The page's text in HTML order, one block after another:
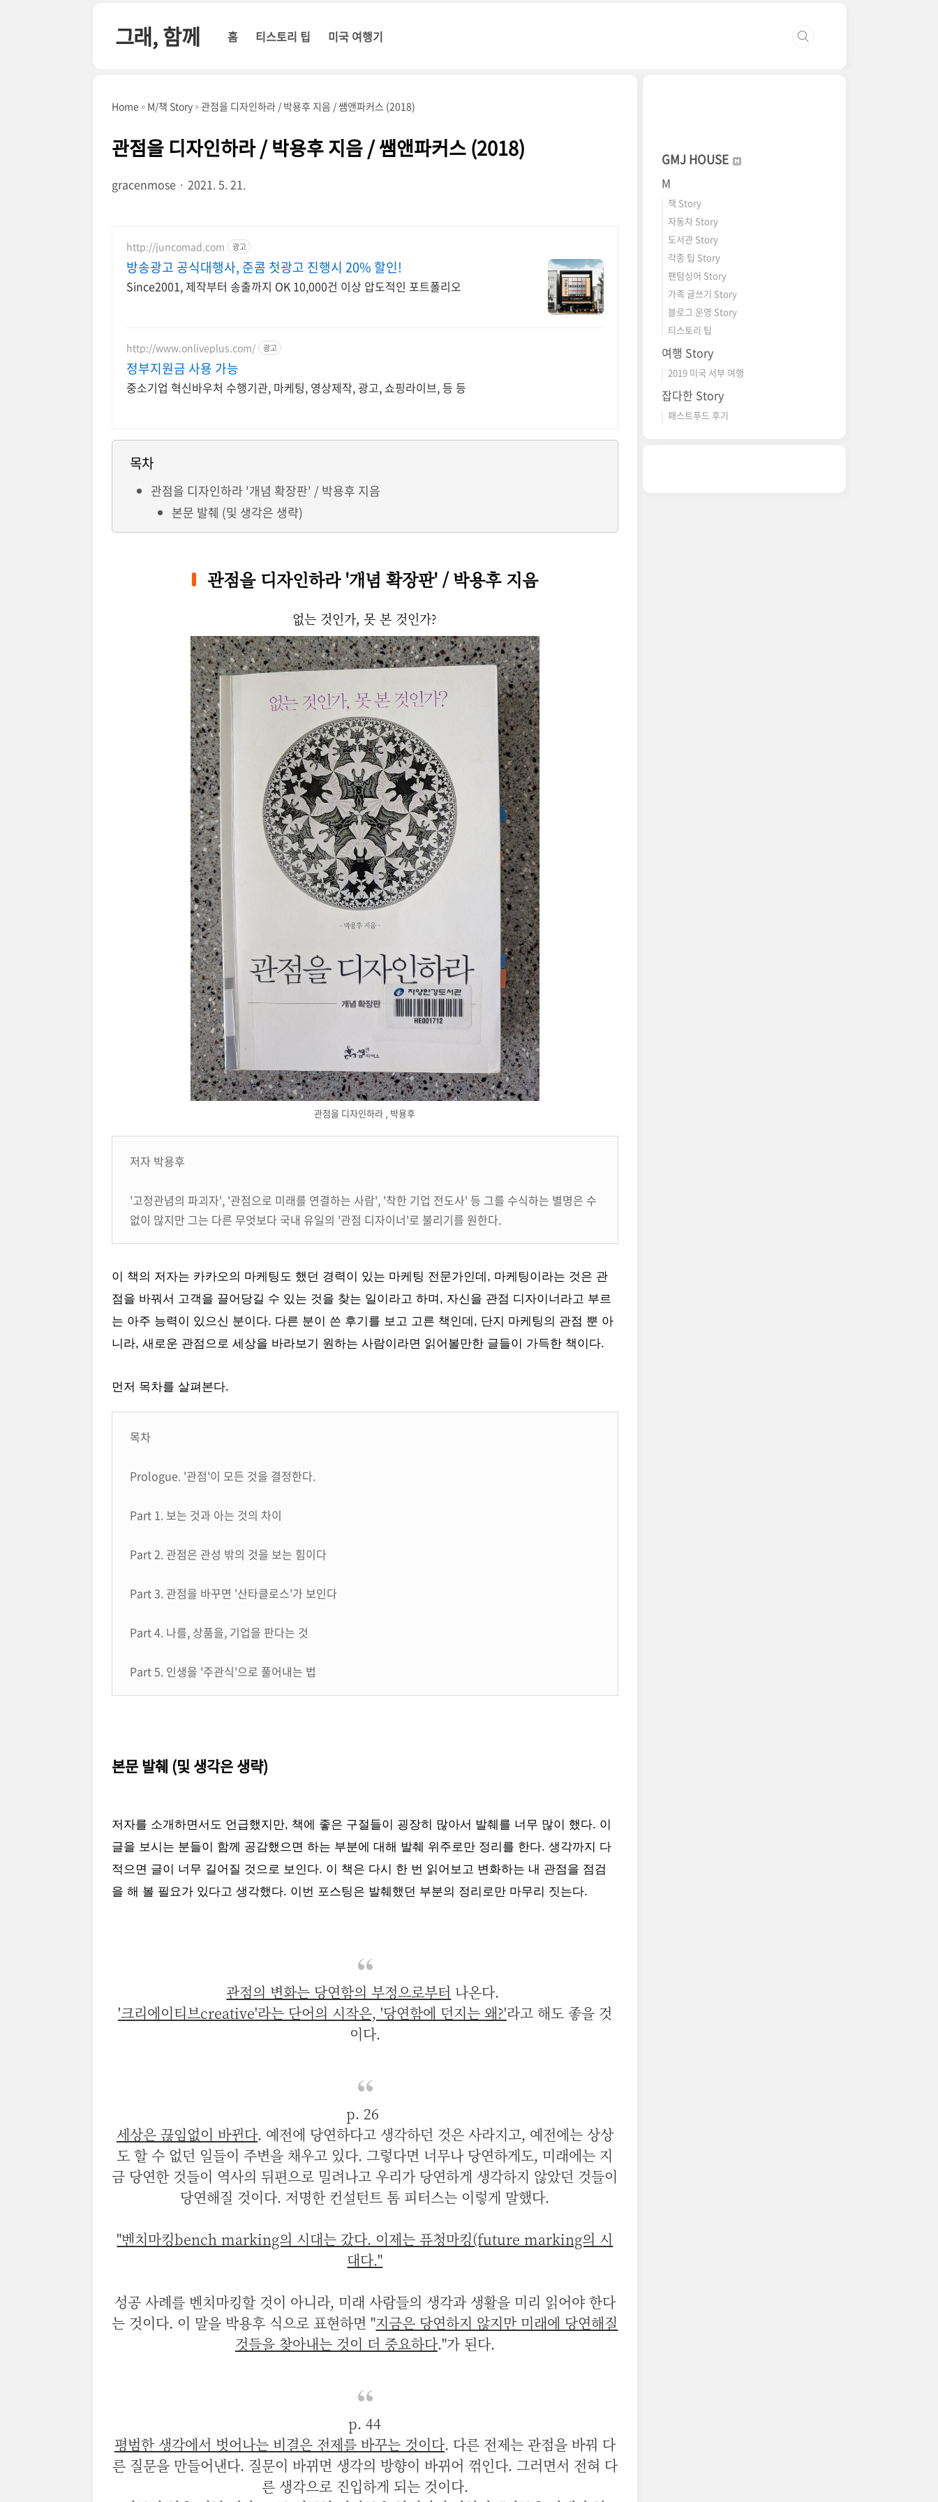
그래, 함께 홈 티스토리 팁 미국 여행기
Home M/책 Story 관점을 디자인하라 / 박용후 지음 / 쌤앤파커스 (2018)
관점을 디자인하라 / 박용후 지음 / 쌤앤파커스 (2018)
gracenmose 2021. 5. 21.
http://juncomad.com 광고
방송광고 공식대행사, 준콤 첫광고 진행시 20% 할인!
Since2001, 제작부터 송출까지 OK 10,000건 이상 압도적인 포트폴리오
http://www.onliveplus.com/ 광고
정부지원금 사용 가능
중소기업 혁신바우처 수행기관, 마케팅, 영상제작, 광고, 쇼핑라이브, 등 등
목차
관점을 디자인하라 '개념 확장판' / 박용후 지음
본문 발췌 (및 생각은 생략)
관점을 디자인하라'개념 확장판' / 박용후 지음
없는 것인가, 못 본 것인가?
관점을 디자인하라 , 박용후
저자 박용후
'고정관념의 파괴자', '관점으로 미래를 연결하는 사람', '착한 기업 전도사' 등 그를 수식하는 별명은 수
없이 많지만 그는 다른 무엇보다 국내 유일의 '관점 디자이너'로 불리기를 원한다.
이 책의 저자는 카카오의 마케팅도 했던 경력이 있는 마케팅 전문가인데, 마케팅이라는 것은 관
점을 바꿔서 고객을 끌어당길 수 있는 것을 찾는 일이라고 하며, 자신을 관점 디자이너라고 부르
는 아주 능력이 있으신 분이다. 다른 분이 쓴 후기를 보고 고른 책인데, 단지 마케팅의 관점 뿐 아
니라, 새로운 관점으로 세상을 바라보기 원하는 사람이라면 읽어볼만한 글들이 가득한 책이다.
먼저 목차를 살펴본다.
목차
Prologue. '관점'이 모든 것을 결정한다.
Part 1. 보는 것과 아는 것의 차이
Part 2. 관점은 관성 밖의 것을 보는 힘이다
Part 3. 관점을 바꾸면 '산타클로스'가 보인다
Part 4. 나를, 상품을, 기업을 판다는 것
Part 5. 인생을 '주관식'으로 풀어내는 법
본문 발췌 (및 생각은 생략)
저자를 소개하면서도 언급했지만, 책에 좋은 구절들이 굉장히 많아서 발췌를 너무 많이 했다. 이
글을 보시는 분들이 함께 공감했으면 하는 부분에 대해 발췌 위주로만 정리를 한다. 생각까지 다
적으면 글이 너무 길어질 것으로 보인다. 이 책은 다시 한 번 읽어보고 변화하는 내 관점을 점검
을 해 볼 필요가 있다고 생각했다. 이번 포스팅은 발췌했던 부분의 정리로만 마무리 짓는다.
관점의 변화는 당연함의 부정으로부터 나온다.
'크리에이티브creative'라는 단어의 시작은, '당연함에 던지는 왜?'라고 해도 좋을 것
이다.
p. 26
세상은 끊임없이 바뀐다. 예전에 당연하다고 생각하던 것은 사라지고, 예전에는 상상
도 할 수 없던 일들이 주변을 채우고 있다. 그렇다면 너무나 당연하게도, 미래에는 지
금 당연한 것들이 역사의 뒤편으로 밀려나고 우리가 당연하게 생각하지 않았던 것들이
당연해질 것이다. 저명한 컨설턴트 톰 피터스는 이렇게 말했다.
"벤치마킹bench marking의 시대는 갔다. 이제는 퓨청마킹(future marking의 시
대다."
성공 사례를 벤치마킹할 것이 아니라, 미래 사람들의 생각과 생활을 미리 읽어야 한다
는 것이다. 이 말을 박용후 식으로 표현하면 "지금은 당연하지 않지만 미래에 당연해질
것들을 찾아내는 것이 더 중요하다."가 된다.
p. 44
평범한 생각에서 벗어나는 비결은 전제를 바꾸는 것이다. 다른 전제는 관점을 바꿔 다
른 질문을 만들어낸다. 질문이 바뀌면 생각의 방향이 바뀌어 꺾인다. 그러면서 전혀 다
른 생각으로 진입하게 되는 것이다.
GMJ HOUSE
M
책 Story
자동차 Story
도서관 Story
각종 팁 Story
팬텀싱어 Story
가족 글쓰기 Story
블로그 운영 Story
티스토리 팁
여행 Story
2019 미국 서부 여행
잡다한 Story
패스트푸드 후기